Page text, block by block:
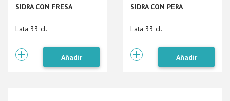
SIDRA CON FRESA
Lata 33 cl.
Añadir
SIDRA CON PERA
Lata 33 cl.
Añadir